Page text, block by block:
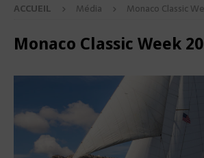
ACCUEIL Média Monaco Classic
Monaco Classic Week